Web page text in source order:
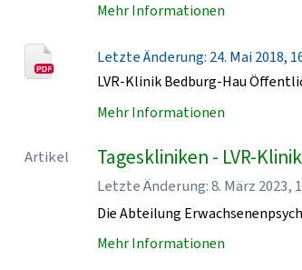
Mehr Informationen
Letzte Änderung: 24. Mai 2018,
LVR-Klinik Bedburg-Hau
Mehr Informationen
Artikel Tageskliniken - LVR-
Letzte Änderung: 8. März 2023,
Die Abteilung
Mehr Informationen